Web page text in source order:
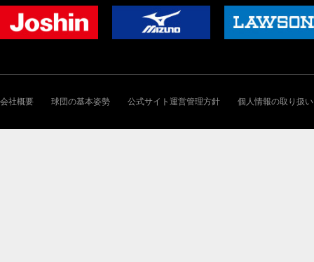
会社概要 球団の基本姿勢 公式サイト運営管理方針 個人情報の取り扱い